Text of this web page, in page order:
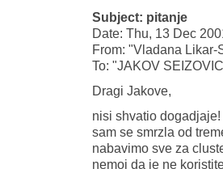
Subject: pitanje
Date: Thu, 13 Dec
From: "Vladana
To: "JAKOV
Dragi Jakove,
nisi shvatio
sam se smrzla od
nabavimo sve za
nemoj da je ne